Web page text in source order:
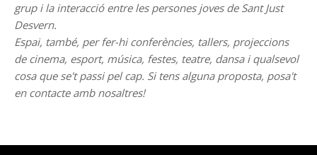
grup i la interacció entre les persones joves de Sant Just
Desvern.
Espai, també, per fer-hi conferències, tallers, projeccions
de cinema, esport, música, festes, teatre, dansa i qualsevol
cosa que se't passi pel cap. Si tens alguna proposta, posa't
en contacte amb nosaltres!